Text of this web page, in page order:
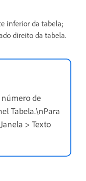
inferior da tabela;
direito da tabela.
de
Tabela.\nPara
> Texto